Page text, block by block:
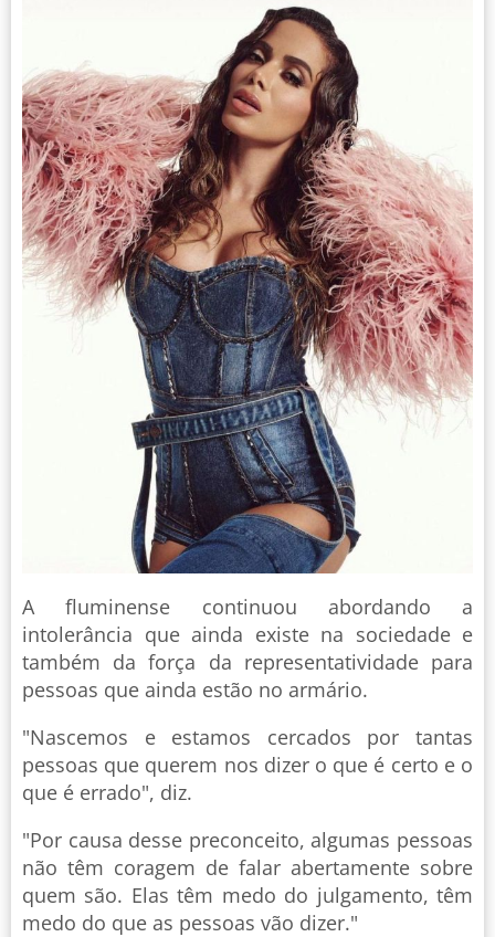
A fluminense continuou abordando a
intolerância que ainda existe na sociedade e
também da força da representatividade para
pessoas que ainda estão no armário.
"Nascemos e estamos cercados por tantas
pessoas que querem nos dizer o que é certo e o
que é errado", diz.
"Por causa desse preconceito, algumas pessoas
não têm coragem de falar abertamente sobre
quem são. Elas têm medo do julgamento, têm
medo do que as pessoas vão dizer."